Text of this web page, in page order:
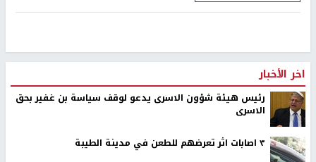
اخر الأخبار
رئيس هيئة شؤون الاسرى يدعو لوقف سياسة بن غفير بحق
الاسرى
٣ اصابات اثر تعرضهم للطعن في مدينة الطيبة